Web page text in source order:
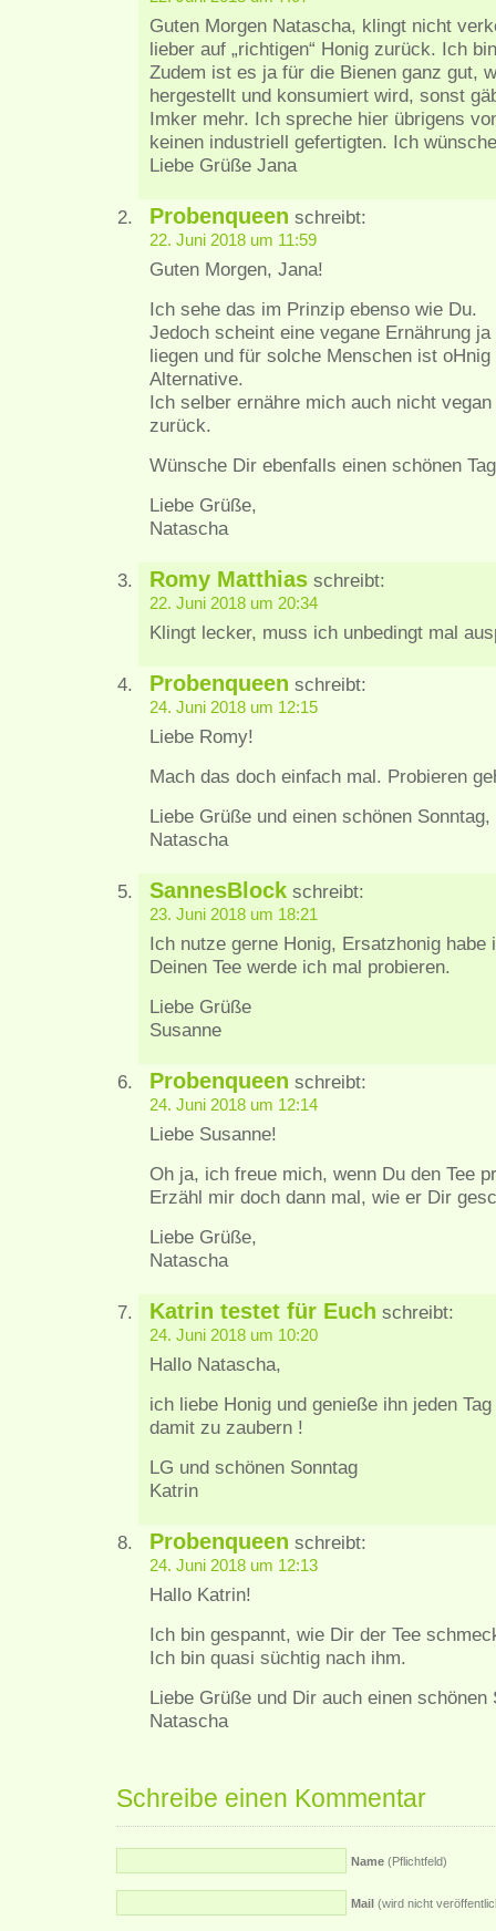
Guten Morgen Natascha, klingt nicht
lieber auf „richtigen“ Honig zurück. Ich
Zudem ist es ja für die Bienen ganz gut,
hergestellt und konsumiert wird, sonst
Imker mehr. Ich spreche hier übrigens
keinen industriell gefertigten. Ich
Liebe Grüße Jana
Probenqueen schreibt:
22. Juni 2018 um 11:59
Guten Morgen, Jana!
Ich sehe das im Prinzip ebenso wie Du.
Jedoch scheint eine vegane Ernährung
liegen und für solche Menschen ist
Alternative.
Ich selber ernähre mich auch nicht
zurück.
Wünsche Dir ebenfalls einen schönen
Liebe Grüße,
Natascha
Romy Matthias schreibt:
22. Juni 2018 um 20:34
Klingt lecker, muss ich unbedingt mal
Probenqueen schreibt:
24. Juni 2018 um 12:15
Liebe Romy!
Mach das doch einfach mal. Probieren
Liebe Grüße und einen schönen Sonntag,
Natascha
SannesBlock schreibt:
23. Juni 2018 um 18:21
Ich nutze gerne Honig, Ersatzhonig habe
Deinen Tee werde ich mal probieren.
Liebe Grüße
Susanne
Probenqueen schreibt:
24. Juni 2018 um 12:14
Liebe Susanne!
Oh ja, ich freue mich, wenn Du den Tee
Erzähl mir doch dann mal, wie er Dir
Liebe Grüße,
Natascha
Katrin testet für Euch schreibt:
24. Juni 2018 um 10:20
Hallo Natascha,
ich liebe Honig und genieße ihn jeden Tag
damit zu zaubern !
LG und schönen Sonntag
Katrin
Probenqueen schreibt:
24. Juni 2018 um 12:13
Hallo Katrin!
Ich bin gespannt, wie Dir der Tee
Ich bin quasi süchtig nach ihm.
Liebe Grüße und Dir auch einen schönen
Natascha
Schreibe einen Kommentar
Name (Pflichtfeld)
Mail (wird nicht